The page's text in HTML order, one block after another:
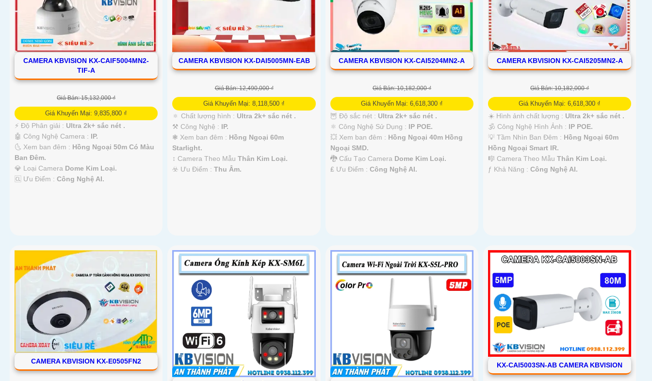
CAMERA KBVISION KX-CAIF5004MN2-
TIF-A
Giá Bán: 15,132,000 ₫
Giá Khuyến Mại: 9,835,800 ₫
️⚡ Độ Phân giải : Ultra 2k+ sắc nét .
🤖️ Công Nghệ Camera : IP.
🌜 Xem ban đêm : Hồng Ngoại 50m Có Màu
Ban Đêm.
💎 Loại Camera Dome Kim Loại.
️🆑 Ưu Điểm : Công Nghệ AI.
CAMERA KBVISION KX-DAI5005MN-EAB
Giá Bán: 12,490,000 ₫
Giá Khuyến Mại: 8,118,500 ₫
🔅 Chất lượng hình : Ultra 2k+ sắc nét .
⚒ Công Nghệ : IP.
❃ Xem ban đêm : Hồng Ngoại 60m
Starlight.
↕️ Camera Theo MẫuThân Kim Loại.
️☣️ Ưu Điểm :Thu Âm.
CAMERA KBVISION KX-CAI5204MN2-A
Giá Bán: 10,182,000 ₫
Giá Khuyến Mại: 6,618,300 ₫
🦉 Độ sắc nét : Ultra 2k+ sắc nét .
⚛️ Công Nghệ Sử Dụng : IP POE.
💥 Xem ban đêm : Hồng Ngoại 40m Hồng
Ngoại SMD.
🐉️ Cấu Tạo Camera Dome Kim Loại.
️₤ Ưu Điểm : Công Nghệ AI.
CAMERA KBVISION KX-CAI5205MN2-A
Giá Bán: 10,182,000 ₫
Giá Khuyến Mại: 6,618,300 ₫
☀️ Hình ảnh chất lượng : Ultra 2k+ sắc nét .
🕉️ Công Nghệ Hình Ảnh : IP POE.
💡 Tầm Nhìn Ban Đêm : Hồng Ngoại 60m
Hồng Ngoại Smart IR.
🎼️ Camera Theo MẫuThân Kim Loại.
️ƒ Khả Năng :Công Nghệ AI.
CAMERA KBVISION KX-E0505FN2 KX-CAI5003SN-AB CAMERA KBVISION